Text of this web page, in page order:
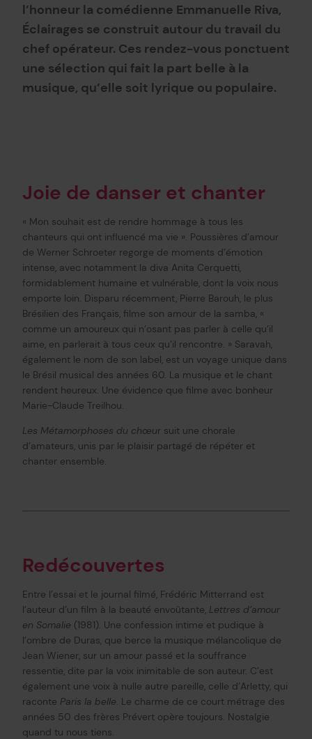
l’honneur la comédienne Emmanuelle Riva,
Éclairages se construit autour du travail du
chef opérateur. Ces rendez-vous ponctuent
une sélection qui fait la part belle à la
musique, qu’elle soit lyrique ou populaire.
Joie de danser et chanter
« Mon souhait est de rendre hommage à tous les
chanteurs qui ont influencé ma vie ». Poussières d’amour
de Werner Schroeter regorge de moments d’émotion
intense, avec notamment la diva Anita Cerquetti,
formidablement humaine et vulnérable, dont la voix nous
emporte loin. Disparu récemment, Pierre Barouh, le plus
Brésilien des Français, filme son amour de la samba, «
comme un amoureux qui n’osant pas parler à celle qu’il
aime, en parlerait à tous ceux qu’il rencontre. » Saravah,
également le nom de son label, est un voyage unique dans
le Brésil musical des années 60. La musique et le chant
rendent heureux. Une évidence que filme avec bonheur
Marie-Claude Treilhou.
Les Métamorphoses du chœur suit une chorale
d’amateurs, unis par le plaisir partagé de répéter et
chanter ensemble.
Redécouvertes
Entre l’essai et le journal filmé, Frédéric Mitterrand est
l’auteur d’un film à la beauté envoûtante, Lettres d’amour
en Somalie (1981). Une confession intime et pudique à
l’ombre de Duras, que berce la musique mélancolique de
Jean Wiener, sur un amour passé et la souffrance
ressentie, dite par la voix inimitable de son auteur. C’est
également une voix à nulle autre pareille, celle d’Arletty, qui
raconte Paris la belle. Le charme de ce court métrage des
années 50 des frères Prévert opère toujours. Nostalgie
quand tu nous tiens.